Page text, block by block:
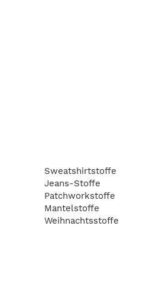
Sweatshirtstoffe
Jeans-Stoffe
Patchworkstoffe
Mantelstoffe
Weihnachtsstoffe